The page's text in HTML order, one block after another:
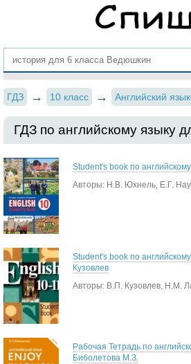
ГДЗ 10 класс Английский язык
ГДЗ по английскому языку
Student's book по
Авторы: Н.В. Юхнель, Е.Г.
Student's book по
Кузовлев
Авторы: В.П. Кузовлев, Н.М.
Рабочая Тетрадь по
Биболетова М.З.